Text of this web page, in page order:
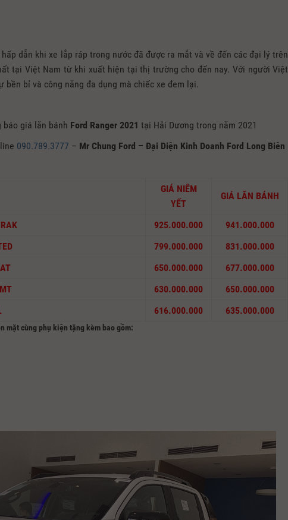
dẫn khi xe lắp ráp trong nước đã được ra mắt và về đến các đại lý trên
tại Việt Nam từ khi xuất hiện tại thị trường cho đến nay. Với người Việt
bỉ và công năng đa dụng mà chiếc xe đem lại.
báo giá lăn bánh Ford Ranger 2021 tại Hải Dương trong năm 2021
090.789.3777 – Mr Chung Ford – Đại Diện Kinh Doanh Ford Long Biên
GIÁ NIÊM
YẾT
GIÁ LĂN BÁNH
925.000.000
941.000.000
799.000.000
831.000.000
650.000.000
677.000.000
630.000.000
650.000.000
616.000.000 635.000.000
mặt cùng phụ kiện tặng kèm bao gồm: